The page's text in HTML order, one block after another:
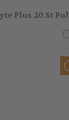
Plus 20 St